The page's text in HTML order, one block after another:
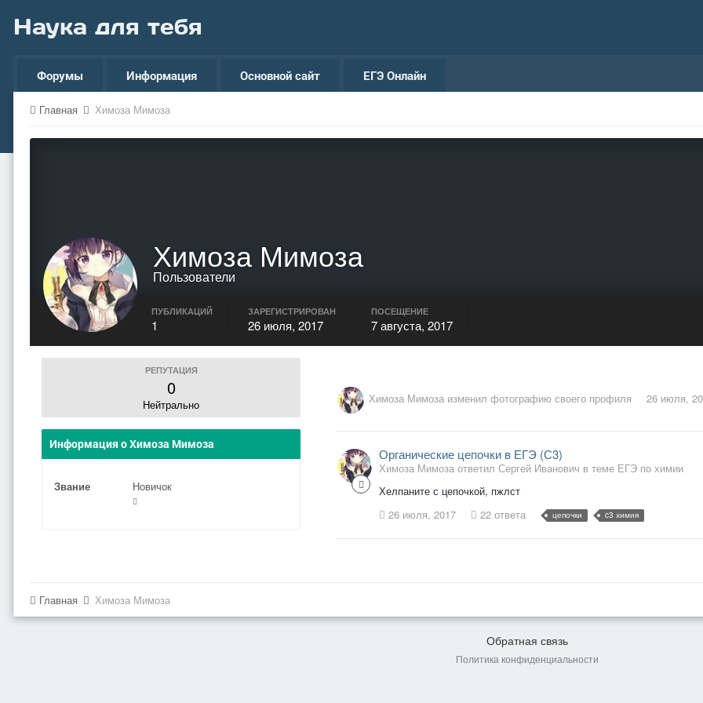
Наука для тебя
Форумы Информация Основной сайт ЕГЭ Онлайн
Главная Химоза Мимоза
Химоза Мимоза
Пользователи
ПУБЛИКАЦИЙ
1
ЗАРЕГИСТРИРОВАН
26 июля, 2017
ПОСЕЩЕНИЕ
7 августа, 2017
РЕПУТАЦИЯ
0
Нейтрально
Информация о Химоза Мимоза
Звание Новичок
Химоза Мимоза изменил фотографию своего профиля 26 июля,
Органические цепочки в ЕГЭ (С3)
Химоза Мимоза ответил Сергей Иванович в теме ЕГЭ по химии
Хелпаните с цепочкой, пжлст
26 июля, 2017
22 ответа цепочки c3 химия
Главная Химоза Мимоза
Обратная связь
Политика конфиденциальности